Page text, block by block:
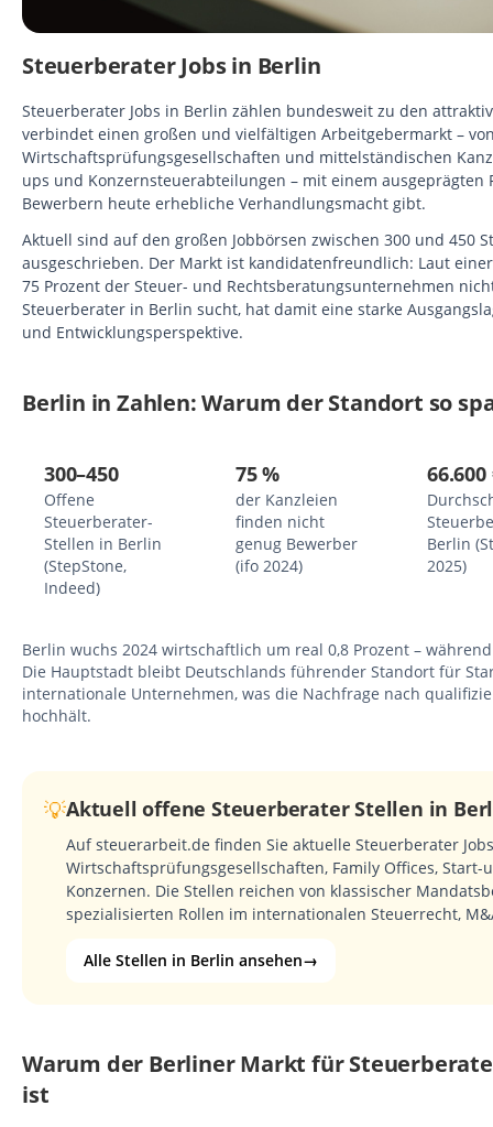
Steuerberater Jobs in Berlin
Steuerberater Jobs in Berlin zählen bundesweit zu den
verbindet einen großen und vielfältigen Arbeitgebermarkt –
Wirtschaftsprüfungsgesellschaften und mittelständischen
ups und Konzernsteuerabteilungen – mit einem
Bewerbern heute erhebliche Verhandlungsmacht gibt.
Aktuell sind auf den großen Jobbörsen zwischen 300 und 450
ausgeschrieben. Der Markt ist kandidatenfreundlich: Laut
75 Prozent der Steuer- und Rechtsberatungsunternehmen
Steuerberater in Berlin sucht, hat damit eine starke
und Entwicklungsperspektive.
Berlin in Zahlen: Warum der Standort so
300–450
Offene
Steuerberater-
Stellen in Berlin
(StepStone,
Indeed)
75 %
der Kanzleien
finden nicht
genug Bewerber
(ifo 2024)
66.600
Berlin
2025)
Berlin wuchs 2024 wirtschaftlich um real 0,8 Prozent –
Die Hauptstadt bleibt Deutschlands führender Standort für
internationale Unternehmen, was die Nachfrage nach
hochhält.
💡Aktuell offene Steuerberater Stellen in
Auf steuerarbeit.de finden Sie aktuelle Steuerberater
Wirtschaftsprüfungsgesellschaften, Family Offices,
Konzernen. Die Stellen reichen von klassischer
spezialisierten Rollen im internationalen Steuerrecht,
Alle Stellen in Berlin ansehen→
Warum der Berliner Markt für
ist